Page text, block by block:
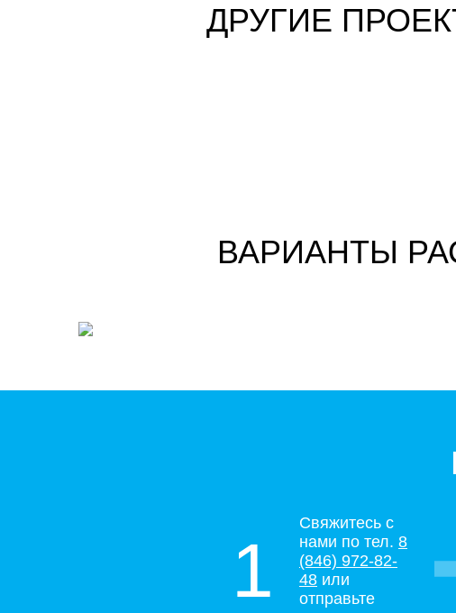
ДРУГИЕ
ВАРИАНТЫ
1
Свяжитесь с
нами по тел. 8
(846) 972-82-
48 или
отправьте